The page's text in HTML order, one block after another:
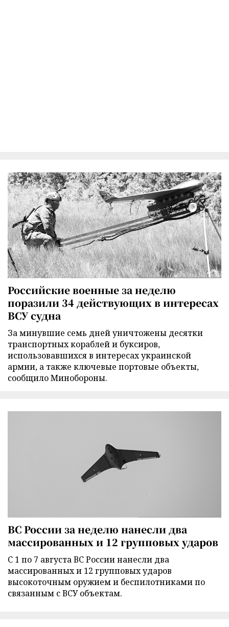
Российские военные за неделю
поразили 34 действующих в интересах
ВСУ судна
За минувшие семь дней уничтожены десятки
транспортных кораблей и буксиров,
использовавшихся в интересах украинской
армии, а также ключевые портовые объекты,
сообщило Минобороны.
ВС России за неделю нанесли два
массированных и 12 групповых ударов
С 1 по 7 августа ВС России нанесли два
массированных и 12 групповых ударов
высокоточным оружием и беспилотниками по
связанным с ВСУ объектам.